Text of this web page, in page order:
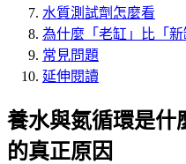
水質測試劑怎麼看
為什麼「老缸」比「
常見問題
延伸閱讀
養水與氮循環是什
的真正原因